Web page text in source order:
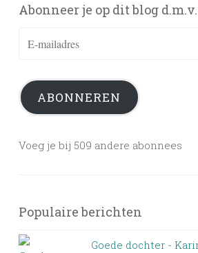
Abonneer je op dit blog
ABONNEREN
Voeg je bij 509 andere abonnees
Populaire berichten
Goede dochter -